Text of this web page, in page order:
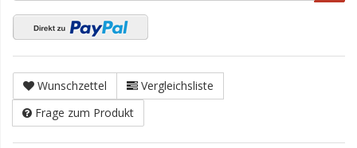
Wunschzettel
Vergleichsliste
Frage zum Produkt